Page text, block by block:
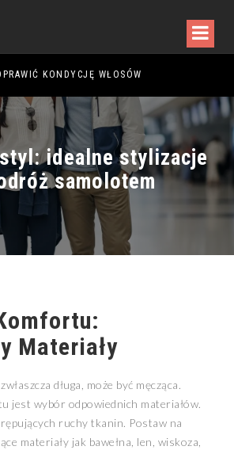
KONDYCJĘ WŁOSÓW
idealne stylizacje
samolotem
Materiały
długa, może być męcząca.
jest wybór odpowiednich materiałów.
ruchy tkanin. Postaw na
materiały jak bawełna, len, wiskoza,